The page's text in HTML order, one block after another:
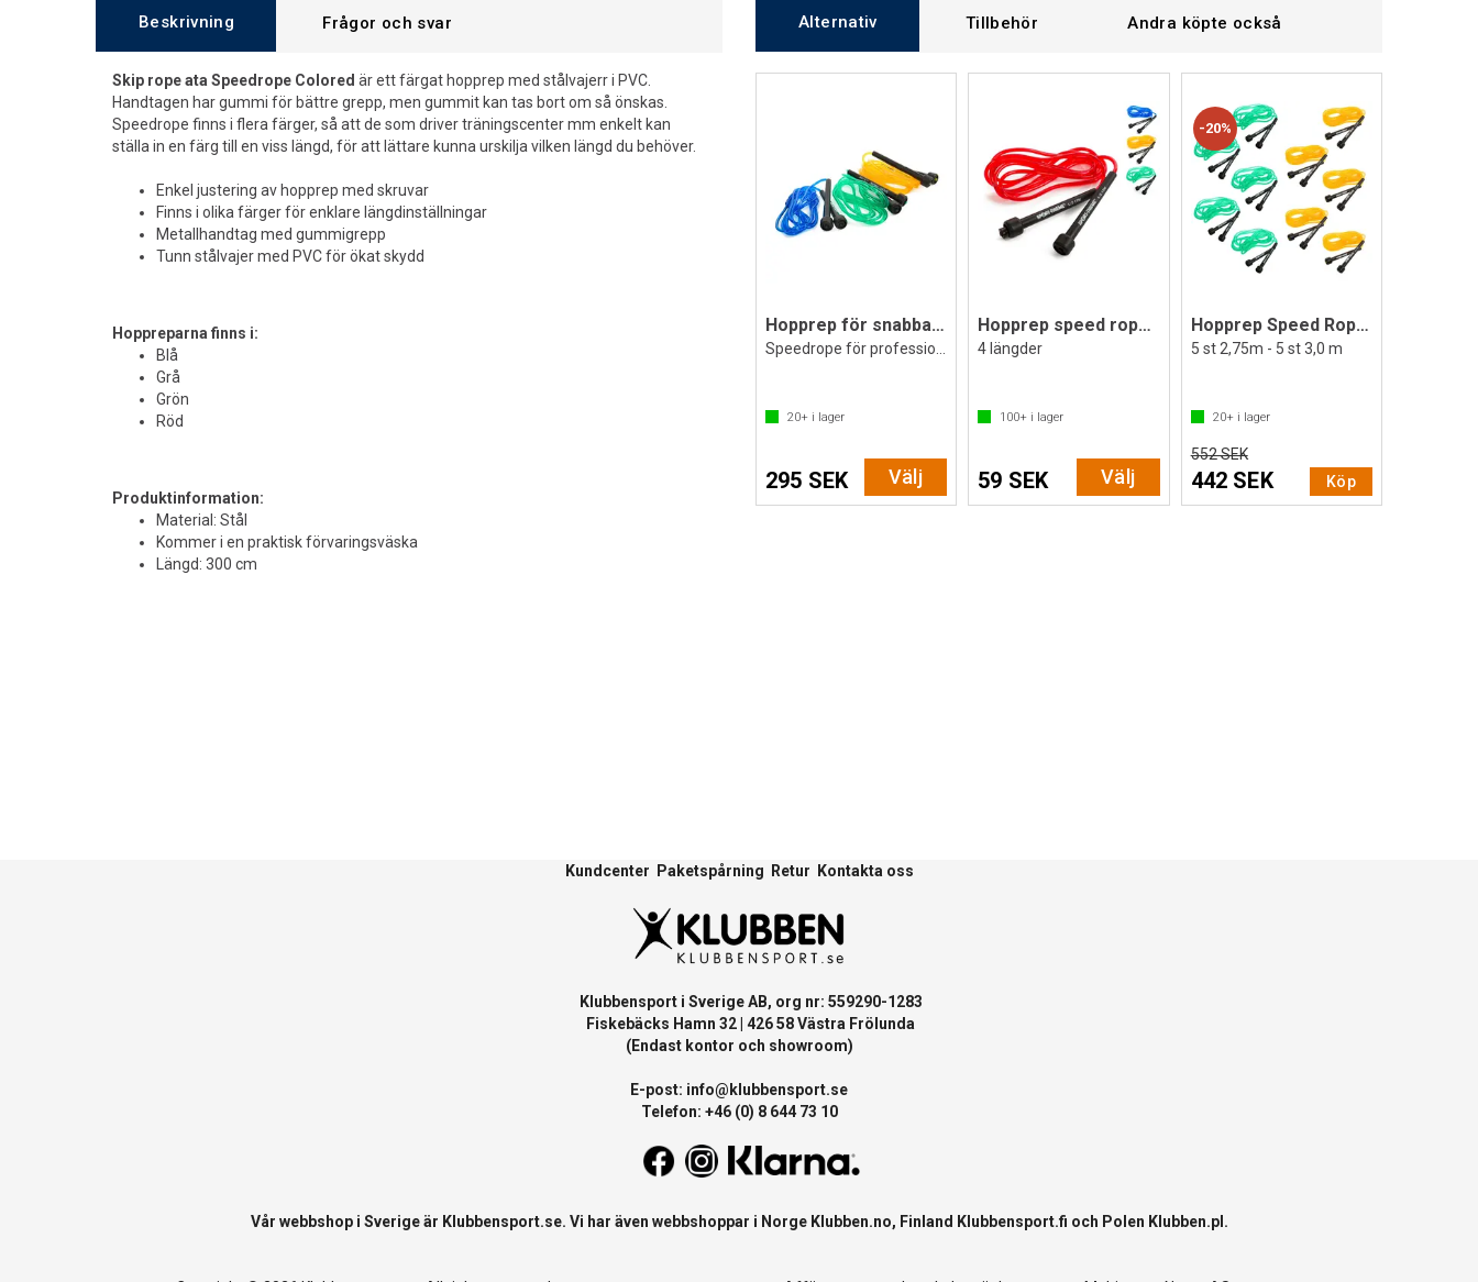
Beskrivning Frågor och svar
Skip rope ata Speedrope Colored är ett färgat hopprep med stålvajerr i PVC.
Handtagen har gummi för bättre grepp, men gummit kan tas bort om så önskas.
Speedrope finns i flera färger, så att de som driver träningscenter mm enkelt kan
ställa in en färg till en viss längd, för att lättare kunna urskilja vilken längd du behöver.
Enkel justering av hopprep med skruvar
Finns i olika färger för enklare längdinställningar
Metallhandtag med gummigrepp
Tunn stålvajer med PVC för ökat skydd
Hoppreparna finns i:
Blå
Grå
Grön
Röd
Produktinformation:
Material: Stål
Kommer i en praktisk förvaringsväska
Längd: 300 cm
Alternativ Tillbehör Andra köpte också
Hopprep för snabba hopp 5 st
20+ i lager
295 SEK Välj
Hopprep speed rope - Välj längd!
4 längder
100+ i lager
59 SEK Välj
20%
Hopprep Speed Rope set med 10 st.
5 st 2,75m - 5 st 3,0 m
20+i lager
552 SEK
442 SEK Köp
Kundcenter Paketspårning Retur Kontakta oss
Klubbensport i Sverige AB, org nr: 559290-1283
Fiskebäcks Hamn 32 | 426 58 Västra Frölunda
(Endast kontor och showroom)
E-post: info@klubbensport.se
Telefon: +46 (0) 8 644 73 10
Vår webbshop i Sverige är Klubbensport.se. Vi har även webbshoppar i Norge Klubben.no, Finland Klubbensport.fi och Polen Klubben.pl .